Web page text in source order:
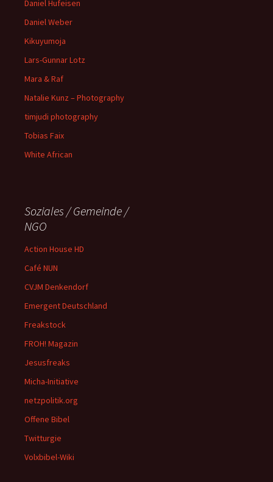
Daniel Hufeisen
Daniel Weber
Kikuyumoja
Lars-Gunnar Lotz
Mara & Raf
Natalie Kunz – Photography
timjudi photography
Tobias Faix
White African
Soziales / Gemeinde /
NGO
Action House HD
Café NUN
CVJM Denkendorf
Emergent Deutschland
Freakstock
FROH! Magazin
Jesusfreaks
Micha-Initiative
netzpolitik.org
Offene Bibel
Twitturgie
Volxbibel-Wiki